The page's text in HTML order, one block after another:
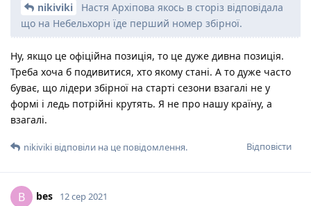
nikiviki
Настя Архіпова якось в сторіз відповідала
що на Небельхорн їде перший номер збірної.
Ну, якщо це офіційна позиція, то це дуже дивна позиція.
Треба хоча б подивитися, хто якому стані. А то дуже часто
буває, що лідери збірної на старті сезони взагалі не у
формі і ледь потрійні крутять. Я не про нашу країну, а
взагалі.
Відповісти
nikiviki відповіли на це повідомлення.
B bes 12 сер 2021